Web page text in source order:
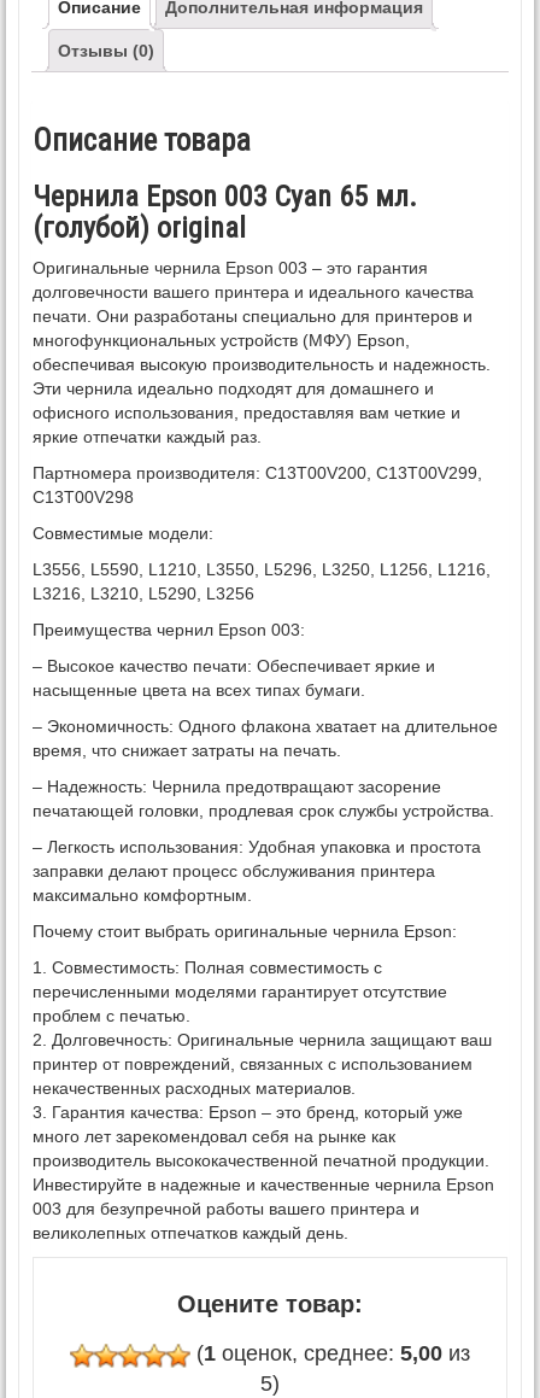
Описание Дополнительная информация
Отзывы (0)
Описание товара
Чернила Epson 003 Cyan 65 мл.
(голубой) original
Оригинальные чернила Epson 003 – это гарантия
долговечности вашего принтера и идеального качества
печати. Они разработаны специально для принтеров и
многофункциональных устройств (МФУ) Epson,
обеспечивая высокую производительность и надежность.
Эти чернила идеально подходят для домашнего и
офисного использования, предоставляя вам четкие и
яркие отпечатки каждый раз.
Партномера производителя: C13T00V200, C13T00V299,
C13T00V298
Совместимые модели:
L3556, L5590, L1210, L3550, L5296, L3250, L1256, L1216,
L3216, L3210, L5290, L3256
Преимущества чернил Epson 003:
– Высокое качество печати: Обеспечивает яркие и
насыщенные цвета на всех типах бумаги.
– Экономичность: Одного флакона хватает на длительное
время, что снижает затраты на печать.
– Надежность: Чернила предотвращают засорение
печатающей головки, продлевая срок службы устройства.
– Легкость использования: Удобная упаковка и простота
заправки делают процесс обслуживания принтера
максимально комфортным.
Почему стоит выбрать оригинальные чернила Epson:
1. Совместимость: Полная совместимость с
перечисленными моделями гарантирует отсутствие
проблем с печатью.
2. Долговечность: Оригинальные чернила защищают ваш
принтер от повреждений, связанных с использованием
некачественных расходных материалов.
3. Гарантия качества: Epson – это бренд, который уже
много лет зарекомендовал себя на рынке как
производитель высококачественной печатной продукции.
Инвестируйте в надежные и качественные чернила Epson
003 для безупречной работы вашего принтера и
великолепных отпечатков каждый день.
Оцените товар:
(1 оценок, среднее: 5,00 из
5)